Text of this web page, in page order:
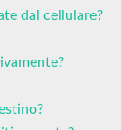
dal cellulare?